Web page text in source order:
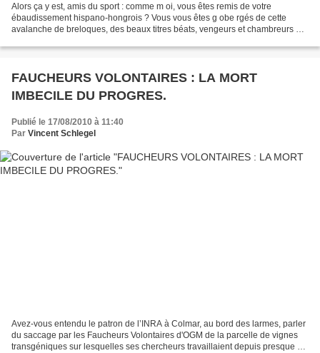
Alors ça y est, amis du sport : comme m oi, vous êtes remis de votre
ébaudissement hispano-hongrois ? Vous vous êtes g obe rgés de cette
avalanche de breloques, des beaux titres béats, vengeurs et chambreurs de
FAUCHEURS VOLONTAIRES : LA MORT
IMBECILE DU PROGRES.
Publié le 17/08/2010 à 11:40
Par Vincent Schlegel
Avez-vous entendu le patron de l’INRA à Colmar, au bord des larmes, parler
du saccage par les Faucheurs Volontaires d'OGM de la parcelle de vignes
transgéniques sur lesquelles ses chercheurs travaillaient depuis presque 10